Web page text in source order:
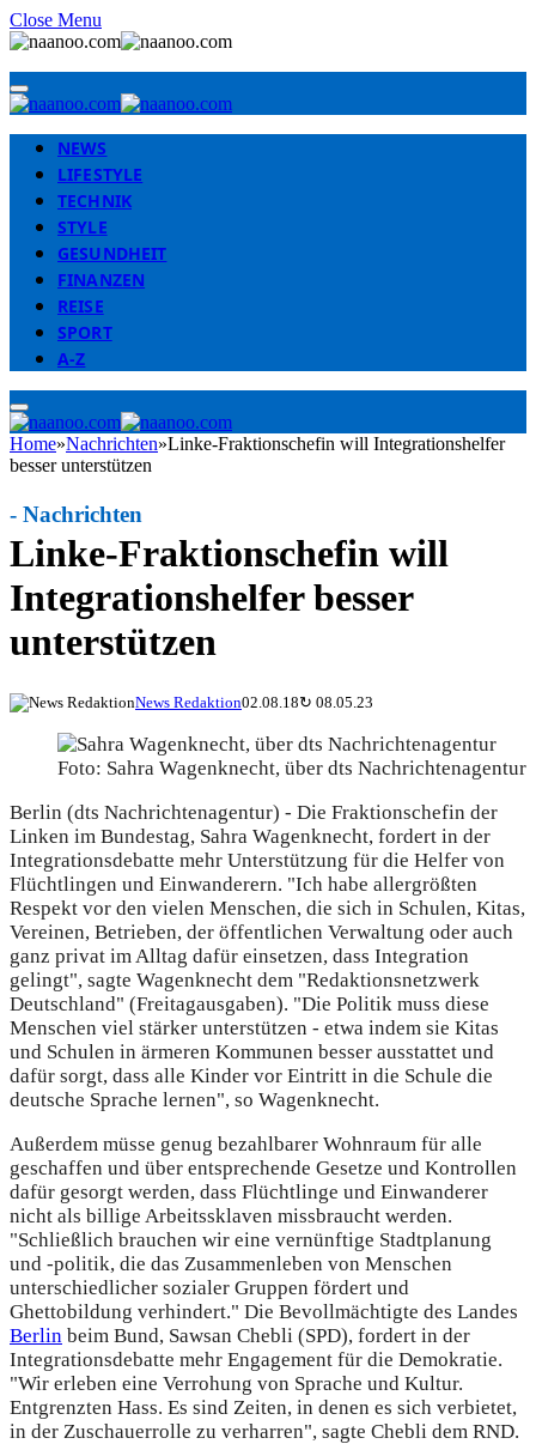
Close Menu
NEWS
LIFESTYLE
TECHNIK
STYLE
GESUNDHEIT
FINANZEN
REISE
SPORT
A-Z
Home»Nachrichten»Linke-Fraktionschefin will Integrationshelfer
besser unterstützen
Linke-Fraktionschefin will
Integrationshelfer besser
unterstützen
- Nachrichten
News Redaktion02.08.18↻ 08.05.23
Foto: Sahra Wagenknecht, über dts Nachrichtenagentur
Berlin (dts Nachrichtenagentur) - Die Fraktionschefin der
Linken im Bundestag, Sahra Wagenknecht, fordert in der
Integrationsdebatte mehr Unterstützung für die Helfer von
Flüchtlingen und Einwanderern. "Ich habe allergrößten
Respekt vor den vielen Menschen, die sich in Schulen, Kitas,
Vereinen, Betrieben, der öffentlichen Verwaltung oder auch
ganz privat im Alltag dafür einsetzen, dass Integration
gelingt", sagte Wagenknecht dem "Redaktionsnetzwerk
Deutschland" (Freitagausgaben). "Die Politik muss diese
Menschen viel stärker unterstützen - etwa indem sie Kitas
und Schulen in ärmeren Kommunen besser ausstattet und
dafür sorgt, dass alle Kinder vor Eintritt in die Schule die
deutsche Sprache lernen", so Wagenknecht.
Außerdem müsse genug bezahlbarer Wohnraum für alle
geschaffen und über entsprechende Gesetze und Kontrollen
dafür gesorgt werden, dass Flüchtlinge und Einwanderer
nicht als billige Arbeitssklaven missbraucht werden.
"Schließlich brauchen wir eine vernünftige Stadtplanung
und -politik, die das Zusammenleben von Menschen
unterschiedlicher sozialer Gruppen fördert und
Ghettobildung verhindert." Die Bevollmächtigte des Landes
Berlin beim Bund, Sawsan Chebli (SPD), fordert in der
Integrationsdebatte mehr Engagement für die Demokratie.
"Wir erleben eine Verrohung von Sprache und Kultur.
Entgrenzten Hass. Es sind Zeiten, in denen es sich verbietet,
in der Zuschauerrolle zu verharren", sagte Chebli dem RND.